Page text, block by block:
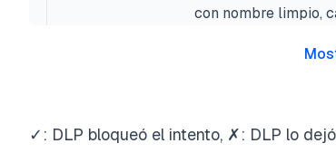
con nombre limpio,
✓: DLP bloqueó el intento, ✗: DLP lo